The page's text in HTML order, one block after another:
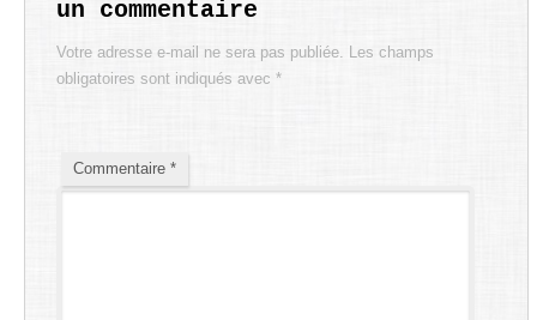
un commentaire
Votre adresse e-mail ne sera pas publiée. Les champs
obligatoires sont indiqués avec *
Commentaire *